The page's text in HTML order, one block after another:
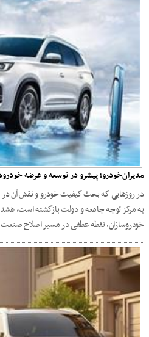
مدیران‌خودرو؛ پیشرو در توسعه و عرضه‌
در روزهایی که بحث کیفیت خودرو و نقش آن در
به مرکز توجه جامعه و دولت بازگشته است،
خودروسازان، نقطه عطفی در مسیر اصلاح